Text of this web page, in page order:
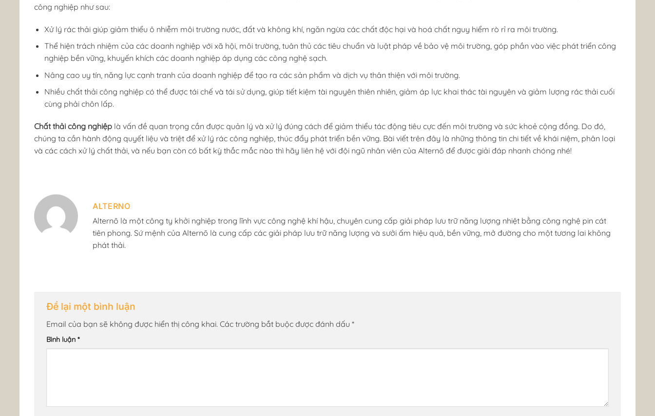
công nghiệp như sau:
Xử lý rác thải giúp giảm thiểu ô nhiễm môi trường nước, đất và không khí, ngăn ngừa các chất độc hại và hoá chất nguy hiểm rò rỉ ra môi trường.
Thể hiện trách nhiệm của các doanh nghiệp với xã hội, môi trường, tuân thủ các tiêu chuẩn và luật pháp về bảo vệ môi trường, góp phần vào việc phát triển công
nghiệp bền vững, khuyến khích các doanh nghiệp áp dụng các công nghệ sạch.
Nâng cao uy tín, năng lực cạnh tranh của doanh nghiệp để tạo ra các sản phẩm và dịch vụ thân thiện với môi trường.
Nhiều chất thải công nghiệp có thể được tái chế và tái sử dụng, giúp tiết kiệm tài nguyên thiên nhiên, giảm áp lực khai thác tài nguyên và giảm lượng rác thải cuối
cùng phải chôn lấp.
Chất thải công nghiệp là vấn đề quan trọng cần được quản lý và xử lý đúng cách để giảm thiểu tác động tiêu cực đến môi trường và sức khoẻ cộng đồng. Do đó,
chúng ta cần hành động quyết liệu và triệt để xử lý rác công nghiệp, thúc đẩy phát triển bền vững. Bài viết trên đây là những thông tin chi tiết về khái niệm, phân loại
và các cách xử lý chất thải, và nếu bạn còn có bất kỳ thắc mắc nào thì hãy liên hệ với đội ngũ nhân viên của Alternō để được giải đáp nhanh chóng nhé!
ALTERNO
​Alternō là một công ty khởi nghiệp trong lĩnh vực công nghệ khí hậu, chuyên cung cấp giải pháp lưu trữ năng lượng nhiệt bằng công nghệ pin cát
tiên phong. Sứ mệnh của Alternō là cung cấp các giải pháp lưu trữ năng lượng và sưởi ấm hiệu quả, bền vững, mở đường cho một tương lai không
phát thải. ​
Để lại một bình luận
Email của bạn sẽ không được hiển thị công khai. Các trường bắt buộc được đánh dấu*
Bình luận*